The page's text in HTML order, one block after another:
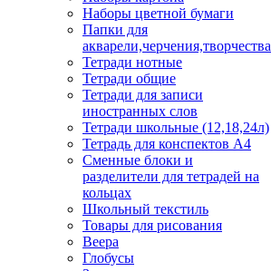
Наборы цветной бумаги
Папки для
акварели,черчения,творчества
Тетради нотные
Тетради общие
Тетради для записи
иностранных слов
Тетради школьные (12,18,24л)
Тетрадь для конспектов А4
Сменные блоки и
разделители для тетрадей на
кольцах
Школьный текстиль
Товары для рисования
Веера
Глобусы